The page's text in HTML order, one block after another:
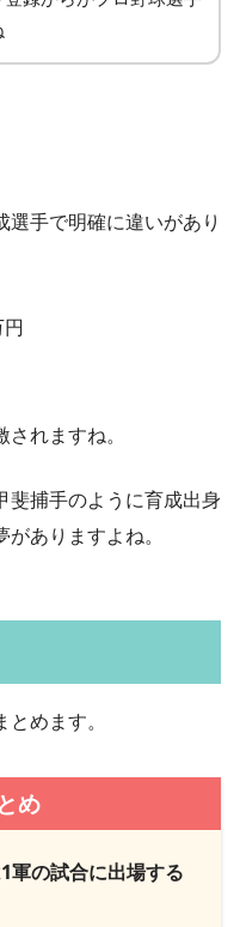
手で明確に違いがあり
れますね。
斐捕手のように育成出身
ありますよね。
めます。
め
軍の試合に出場する